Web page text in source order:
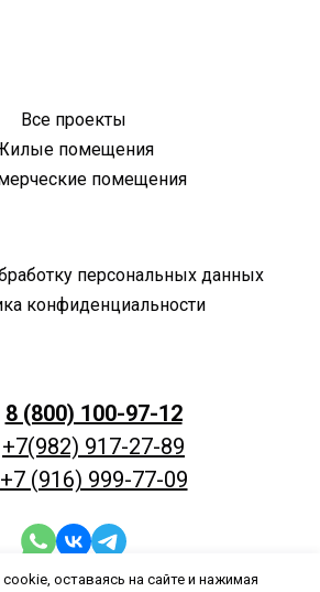
Все проекты
помещения
помещения
персональных данных
конфиденциальности
8 (800) 100-97-12
+7(982) 917-27-89
+7 (916) 999-77-09
оставаясь на сайте и нажимая